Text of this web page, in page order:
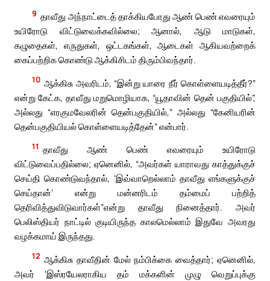
9 தாவீது அந்நாட்டைத் தாக்கியபோது ஆண் பெண் எவரையும்
உயிரோடு விட்டுவைக்கவில்லை; ஆனால், ஆடு மாடுகள்,
கழுதைகள், எருதுகள், ஒட்டகங்கள், ஆடைகள் ஆகியவற்றைக்
கைப்பற்றிக கொண்டு ஆக்கிசிடம் திரும்பிவந்தார்.
10 ஆக்கிசு அவரிடம், “இன்று யாரை நீர் கொள்ளையடித்தீர்?”
என்று கேட்க, தாவீது மறுமொழியாக, “யூதாவின் தென் பகுதியில்”,
அல்லது “எரகுமவேலரின் தென்பகுதியில்,” அல்லது “கேனியரின்
தென்பகுதியியல் கொள்ளையடித்தேன்” என்பார்.
11 தாவீது ஆண் பெண் எவரையும் உயிரோடு
விட்டுவைப்பதில்லை; ஏனெனில், “அவர்கள் யாராவது காத்துக்குச்
செய்தி கொண்டுவந்தால், ‘இவ்வாறெல்லாம் தாவீது எங்களுக்குச்
செய்தான்’ என்று மன்னரிடம் தம்மைப் பற்றித்
தெரிவித்துவிடுவார்கள்”என்று தாவீது நினைத்தார். அவர்
பெலிஸ்தியர் நாட்டில் குடியிருந்த காலமெல்லாம் இதுவே அவரது
வழக்கமாய் இருந்தது.
12 ஆக்கிசு தாவீதின் மேல் நம்பிக்கை வைத்தார்; ஏனெனில்,
அவர் ‘இஸ்ரயேலராகிய தம் மக்களின் முழு வெறுப்புக்கு